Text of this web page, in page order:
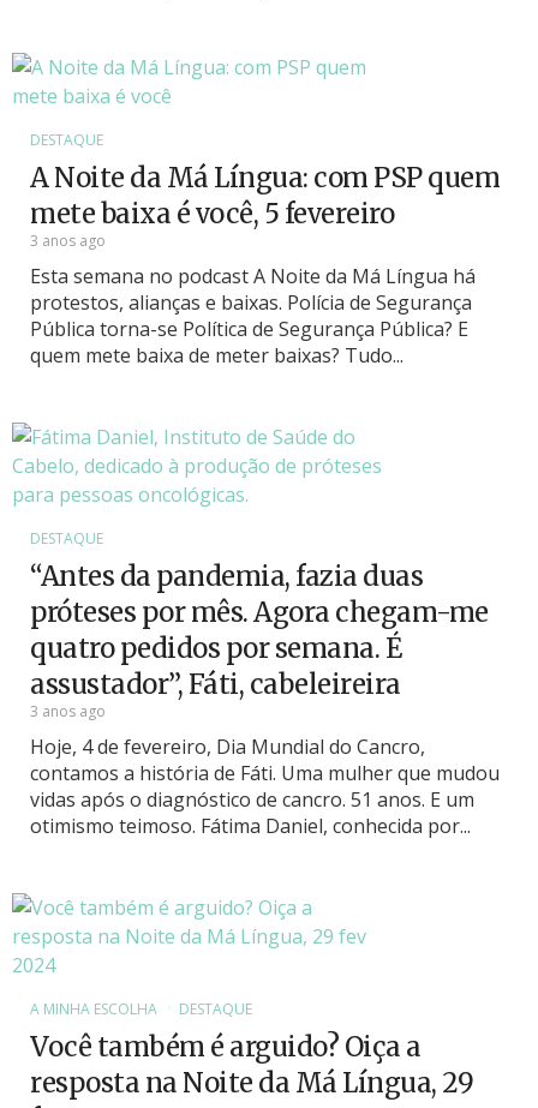
DESTAQUE
A Noite da Má Língua: com PSP quem
mete baixa é você, 5 fevereiro
3 anos ago
Esta semana no podcast A Noite da Má Língua há
protestos, alianças e baixas. Polícia de Segurança
Pública torna-se Política de Segurança Pública? E
quem mete baixa de meter baixas? Tudo...
DESTAQUE
“Antes da pandemia, fazia duas
próteses por mês. Agora chegam-me
quatro pedidos por semana. É
assustador”, Fáti, cabeleireira
3 anos ago
Hoje, 4 de fevereiro, Dia Mundial do Cancro,
contamos a história de Fáti. Uma mulher que mudou
vidas após o diagnóstico de cancro. 51 anos. E um
otimismo teimoso. Fátima Daniel, conhecida por...
A MINHA ESCOLHA DESTAQUE
Você também é arguido? Oiça a
resposta na Noite da Má Língua, 29